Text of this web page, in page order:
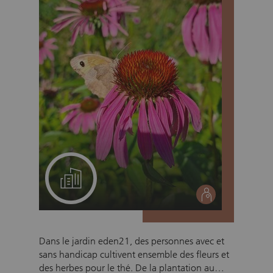
entreprise et accroît l’estime pour son propre
environnement.
Un projet pour votre équipe
social
Dans le jardin eden21, des personnes avec et
sans handicap cultivent ensemble des fleurs et
des herbes pour le thé. De la plantation au